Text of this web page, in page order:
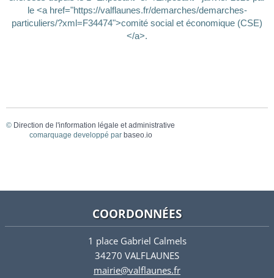
le <a href="https://valflaunes.fr/demarches/demarches-
particuliers/?xml=F34474">comité social et économique (CSE)
</a>.
© Direction de l'information légale et administrative
comarquage developpé par baseo.io
COORDONNÉES
1 place Gabriel Calmels
34270 VALFLAUNES
mairie@valflaunes.fr